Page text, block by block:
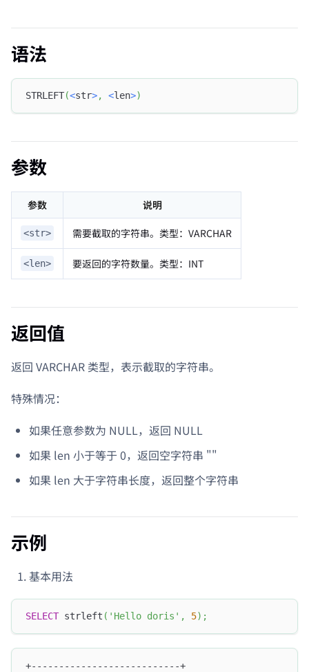
语法
STRLEFT(<str>, <len>)
参数
参数 说明
<str> 需要截取的字符串。类型：VARCHAR
<len> 要返回的字符数量。类型：INT
返回值
返回 VARCHAR 类型，表示截取的字符串。
特殊情况：
如果任意参数为 NULL，返回 NULL
如果 len 小于等于 0，返回空字符串 ""
如果 len 大于字符串长度，返回整个字符串
示例
基本用法
SELECT strleft ( 'Hello doris' , 5) ;
+---------------------------+